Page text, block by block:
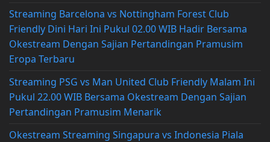
Streaming Barcelona vs Nottingham Forest Club
Friendly Dini Hari Ini Pukul 02.00 WIB Hadir Bersama
Okestream Dengan Sajian Pertandingan Pramusim
Eropa Terbaru
Streaming PSG vs Man United Club Friendly Malam Ini
Pukul 22.00 WIB Bersama Okestream Dengan Sajian
Pertandingan Pramusim Menarik
Okestream Streaming Singapura vs Indonesia Piala